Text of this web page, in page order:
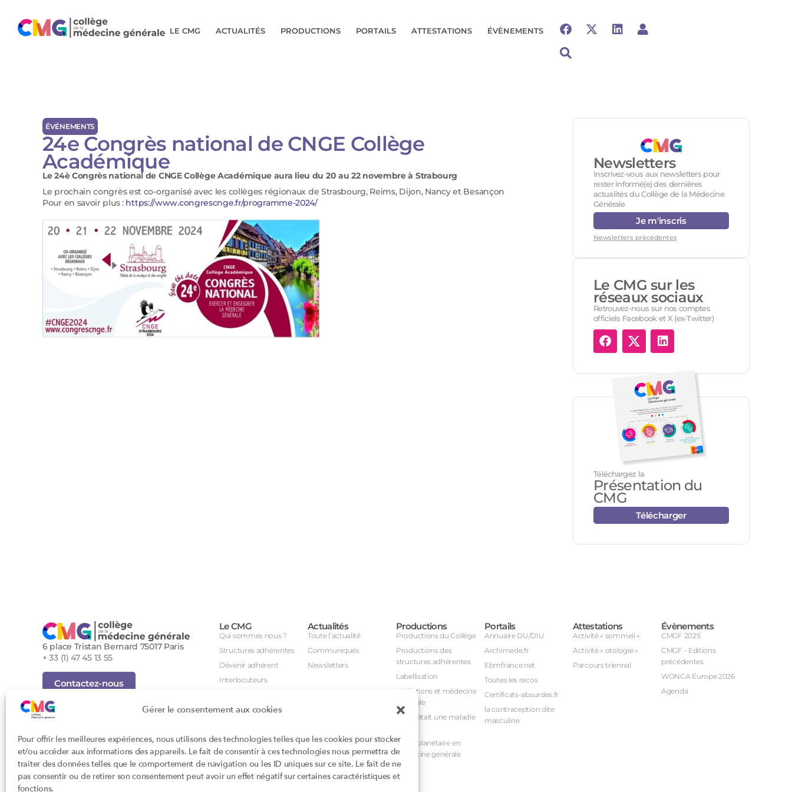
Gérer le consentement aux cookies
Pour offrir les meilleures expériences, nous utilisons des technologies telles que les cookies pour stocker
et/ou accéder aux informations des appareils. Le fait de consentir à ces technologies nous permettra de
traiter des données telles que le comportement de navigation ou les ID uniques sur ce site. Le fait de ne
pas consentir ou de retirer son consentement peut avoir un effet négatif sur certaines caractéristiques et
fonctions.
LE CMG ACTUALITÉS PRODUCTIONS PORTAILS ATTESTATIONS ÉVÈNEMENTS
ÉVÉNEMENTS
24e Congrès national de CNGE Collège
Académique
Le 24è Congrès national de CNGE Collège Académique aura lieu du 20 au 22 novembre à Strabourg
Le prochain congrès est co-organisé avec les collèges régionaux de Strasbourg, Reims, Dijon, Nancy et Besançon
Pour en savoir plus : https://www.congrescnge.fr/programme-2024/
Newsletters
Inscrivez-vous aux newsletters pour
rester informé(e) des dernières
actualités du Collège de la Médecine
Générale
Je m'inscris
Newsletters précédentes
Le CMG sur les
réseaux sociaux
Retrouvez-nous sur nos comptes
officiels Facebook et X (ex-Twitter)
Téléchargez la
Présentation du
CMG
Télécharger
6 place Tristan Bernard 75017 Paris
+ 33 (1) 47 45 13 55
Contactez-nous
Inscription Newsletter
Foire aux questions (FAQ)
Cookies
Confidentialité
Conditions générales d'utilisation
Conception : John Brightman
Le CMG
Qui sommes nous ?
Structures adhérentes
Dévenir adhérent
Interlocuteurs
Groupes de travail
Agenda des instances
DPC
CSI
Orientations prioritaires
Actualités
Toute l’actualité
Communiqués
Newsletters
Productions
Productions du Collège
Productions des
structures adhérentes
Labellisation
Addictions et médecine
générale
Et si c’était une maladie
Santé planétaire en
médecine générale
Portails
Annuaire DU/DIU
Archimede.fr
Ebmfrance.net
Toutes les recos
Certificats-absurdes.fr
la contraception dite
masculine
Attestations
Activité « sommeil »
Activité « otologie »
Parcours triennal
Évènements
CMGF 2025
CMGF - Editions
précédentes
WONCA Europe 2026
Agenda